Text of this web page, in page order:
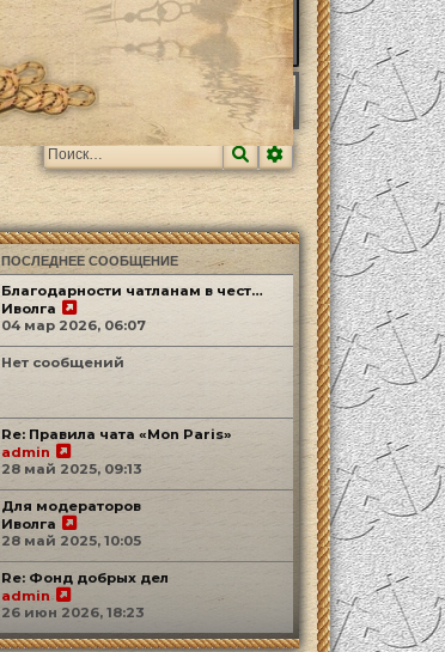
ПоискРасширенный
ПОСЛЕДНЕЕ СООБЩЕНИЕ
Благодарности чатланам в чест…
Иволга
Перейти к последнему сообщению
04 мар 2026, 06:07
Нет сообщений
Re: Правила чата «Mon Paris»
admin
Перейти к последнему сообщению
28 май 2025, 09:13
Для модераторов
Иволга
Перейти к последнему сообщению
28 май 2025, 10:05
Re: Фонд добрых дел
admin
Перейти к последнему сообщению
26 июн 2026, 18:23